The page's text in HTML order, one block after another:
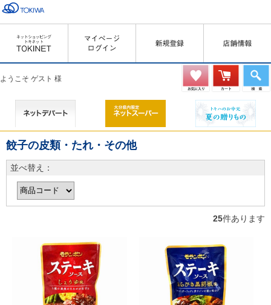
ようこそ ゲスト 様
餃子の皮類・たれ・その他
並べ替え：
25件あります